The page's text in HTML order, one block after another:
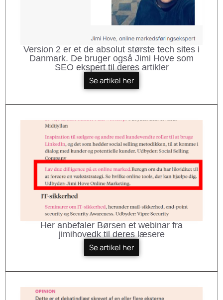
Version 2 er et de absolut største tech sites i
Danmark. De bruger også Jimi Hove som
SEO ekspert til deres artikler
Se artikel her
Her anbefaler Børsen et webinar fra
jimihovedk til deres læsere
Se artikel her